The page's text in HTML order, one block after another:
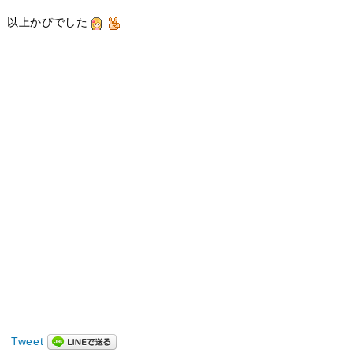
以上かぴでした
Tweet